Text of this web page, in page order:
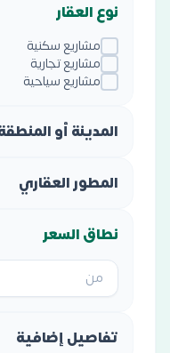
نوع العقار
مشاريع سكنية
مشاريع تجارية
مشاريع سياحية
المدينة أو
المطور العقاري
نطاق السعر
تفاصيل إضافية